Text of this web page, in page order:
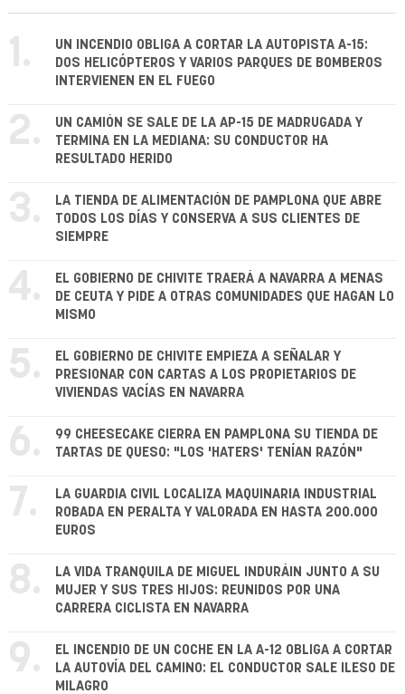
1.
UN INCENDIO OBLIGA A CORTAR LA AUTOPISTA A-15:
DOS HELICÓPTEROS Y VARIOS PARQUES DE BOMBEROS
INTERVIENEN EN EL FUEGO
2.
UN CAMIÓN SE SALE DE LA AP-15 DE MADRUGADA Y
TERMINA EN LA MEDIANA: SU CONDUCTOR HA
RESULTADO HERIDO
3.
LA TIENDA DE ALIMENTACIÓN DE PAMPLONA QUE ABRE
TODOS LOS DÍAS Y CONSERVA A SUS CLIENTES DE
SIEMPRE
4.
EL GOBIERNO DE CHIVITE TRAERÁ A NAVARRA A MENAS
DE CEUTA Y PIDE A OTRAS COMUNIDADES QUE HAGAN LO
MISMO
5.
EL GOBIERNO DE CHIVITE EMPIEZA A SEÑALAR Y
PRESIONAR CON CARTAS A LOS PROPIETARIOS DE
VIVIENDAS VACÍAS EN NAVARRA
6.
99 CHEESECAKE CIERRA EN PAMPLONA SU TIENDA DE
TARTAS DE QUESO: "LOS 'HATERS' TENÍAN RAZÓN"
7.
LA GUARDIA CIVIL LOCALIZA MAQUINARIA INDUSTRIAL
ROBADA EN PERALTA Y VALORADA EN HASTA 200.000
EUROS
8.
LA VIDA TRANQUILA DE MIGUEL INDURÁIN JUNTO A SU
MUJER Y SUS TRES HIJOS: REUNIDOS POR UNA
CARRERA CICLISTA EN NAVARRA
9.
EL INCENDIO DE UN COCHE EN LA A-12 OBLIGA A CORTAR
LA AUTOVÍA DEL CAMINO: EL CONDUCTOR SALE ILESO DE
MILAGRO